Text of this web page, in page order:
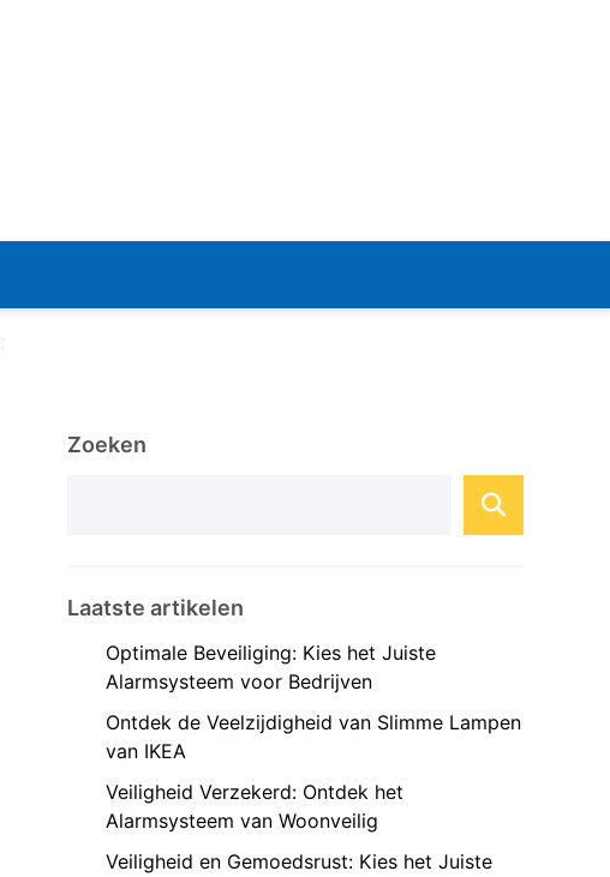
Zoeken
Laatste artikelen
Optimale Beveiliging: Kies het Juiste
Alarmsysteem voor Bedrijven
Ontdek de Veelzijdigheid van Slimme Lampen
van IKEA
Veiligheid Verzekerd: Ontdek het
Alarmsysteem van Woonveilig
Veiligheid en Gemoedsrust: Kies het Juiste